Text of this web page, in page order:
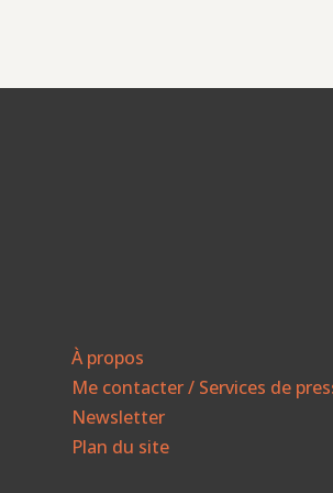
À propos
Me contacter / Services de
Newsletter
Plan du site